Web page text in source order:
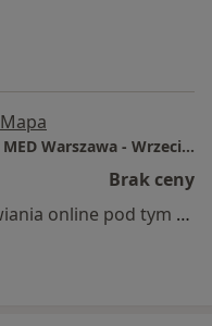
Mapa
Centrum Medyczne Grupa LUX MED Warszawa - Wrzeciono 10C
Brak ceny
Specjalista nie oferuje umawiania online pod tym adresem.